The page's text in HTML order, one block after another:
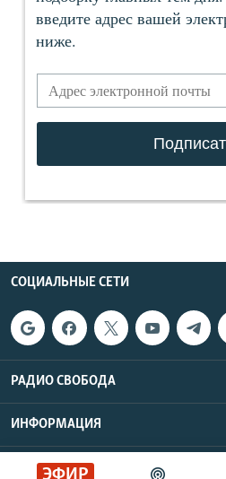
ЭФИР
СОЦИАЛЬНЫЕ СЕТИ
РАДИО СВОБОДА
ИНФОРМАЦИЯ
Радио Свобода © 2026 RFE/